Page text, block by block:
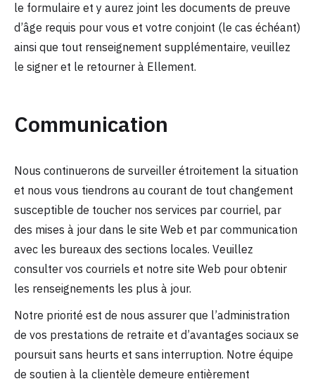
le formulaire et y aurez joint les documents de preuve
d’âge requis pour vous et votre conjoint (le cas échéant)
ainsi que tout renseignement supplémentaire, veuillez
le signer et le retourner à Ellement.
Communication
Nous continuerons de surveiller étroitement la situation
et nous vous tiendrons au courant de tout changement
susceptible de toucher nos services par courriel, par
des mises à jour dans le site Web et par communication
avec les bureaux des sections locales. Veuillez
consulter vos courriels et notre site Web pour obtenir
les renseignements les plus à jour.
Notre priorité est de nous assurer que l’administration
de vos prestations de retraite et d’avantages sociaux se
poursuit sans heurts et sans interruption. Notre équipe
de soutien à la clientèle demeure entièrement